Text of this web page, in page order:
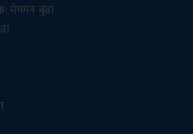
: मेगमन बुढा